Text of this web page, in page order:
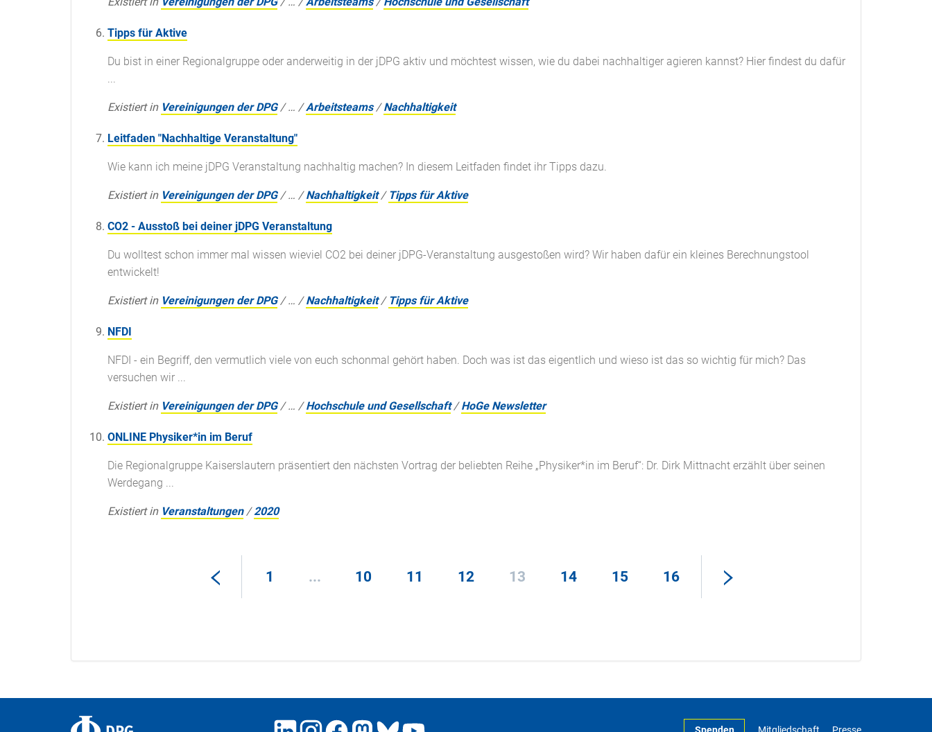
Tipps für Aktive
Du bist in einer Regionalgruppe oder anderweitig in der jDPG aktiv und möchtest wissen, wie du dabei nachhaltiger agieren kannst? Hier findest du dafür
...
Existiert in Vereinigungen der DPG /… /Arbeitsteams /Nachhaltigkeit
Leitfaden "Nachhaltige Veranstaltung"
Wie kann ich meine jDPG Veranstaltung nachhaltig machen? In diesem Leitfaden findet ihr Tipps dazu.
Existiert in Vereinigungen der DPG /… /Nachhaltigkeit / Tipps für Aktive
CO2 - Ausstoß bei deiner jDPG Veranstaltung
Du wolltest schon immer mal wissen wieviel CO2 bei deiner jDPG-Veranstaltung ausgestoßen wird? Wir haben dafür ein kleines Berechnungstool
entwickelt!
Existiert in Vereinigungen der DPG /… /Nachhaltigkeit / Tipps für Aktive
NFDI
NFDI - ein Begriff, den vermutlich viele von euch schonmal gehört haben. Doch was ist das eigentlich und wieso ist das so wichtig für mich? Das
versuchen wir ...
Existiert in Vereinigungen der DPG /… /Hochschule und Gesellschaft /HoGe Newsletter
ONLINE Physiker*in im Beruf
Die Regionalgruppe Kaiserslautern präsentiert den nächsten Vortrag der beliebten Reihe „Physiker*in im Beruf“: Dr. Dirk Mittnacht erzählt über seinen
Werdegang ...
Existiert in Veranstaltungen /2020
1 ... 10 11 12 13 14 15 16